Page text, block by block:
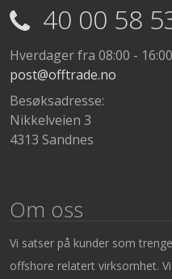
40 00 58
Hverdager fra 08:00 - 16:00
post@offtrade.no
Besøksadresse:
Nikkelveien 3
4313 Sandnes
Om oss
Vi satser på kunder som
offshore relatert virksomhet.